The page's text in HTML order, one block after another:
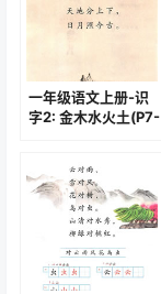
一年级语文上册-识
字2: 金木水火土(P7-